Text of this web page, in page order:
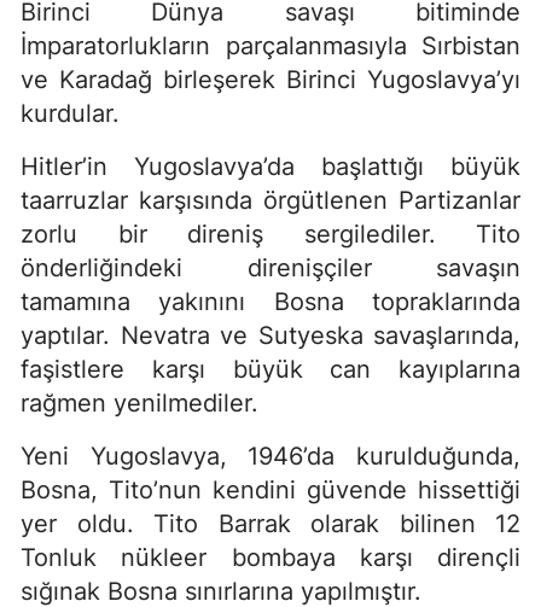
Birinci Dünya savaşı bitiminde
İmparatorlukların parçalanmasıyla Sırbistan
ve Karadağ birleşerek Birinci Yugoslavya’yı
kurdular.
Hitler’in Yugoslavya’da başlattığı büyük
taarruzlar karşısında örgütlenen Partizanlar
zorlu bir direniş sergilediler. Tito
önderliğindeki direnişçiler savaşın
tamamına yakınını Bosna topraklarında
yaptılar. Nevatra ve Sutyeska savaşlarında,
faşistlere karşı büyük can kayıplarına
rağmen yenilmediler.
Yeni Yugoslavya, 1946’da kurulduğunda,
Bosna, Tito’nun kendini güvende hissettiği
yer oldu. Tito Barrak olarak bilinen 12
Tonluk nükleer bombaya karşı dirençli
sığınak Bosna sınırlarına yapılmıştır.